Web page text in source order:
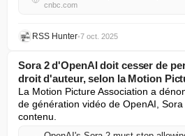
cnbc.com
RSS Hunter•7 oct. 2025
Sora 2 d'OpenAI doit cesser de
droit d'auteur, selon la Motion
La Motion Picture Association a
de génération vidéo de OpenAI,
contenu.